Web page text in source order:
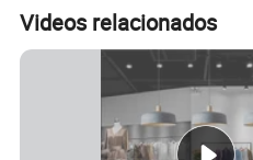
Videos relacionados